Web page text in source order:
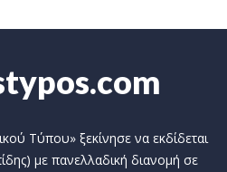
Τύπου» ξεκίνησε να εκδίδεται
με πανελλαδική διανομή σε